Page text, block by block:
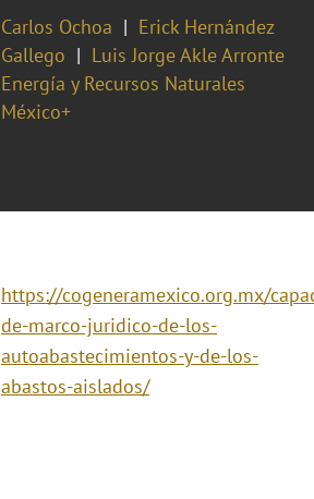
Carlos Ochoa
Erick Hernández
Gallego
Luis Jorge Akle Arronte
Energía y Recursos Naturales
México+
https://cogeneramexico.org.mx/
de-marco-juridico-de-los-
autoabastecimientos-y-de-los-
abastos-aislados/